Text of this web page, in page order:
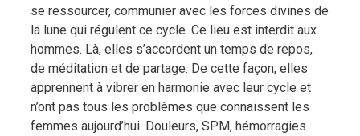
se ressourcer, communier avec les forces divines de
la lune qui régulent ce cycle. Ce lieu est interdit aux
hommes. Là, elles s’accordent un temps de repos,
de méditation et de partage. De cette façon, elles
apprennent à vibrer en harmonie avec leur cycle et
n’ont pas tous les problèmes que connaissent les
femmes aujourd’hui. Douleurs, SPM, hémorragies